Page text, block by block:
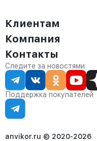
Клиентам
Доставка
Оплата
Сервис
Статус заказа
Статьи
Компания
О компании
Контакты
Партнёрам
Контакты
Отдел продаж:
8 (800) 234-22-62
corp@anvikor.ru
Ежедневно, с 7:00-19:00
Отдел рекламации:
8 (953) 455-25-61
Следите за новостями
Поддержка покупателей
anvikor.ru © 2020-2026